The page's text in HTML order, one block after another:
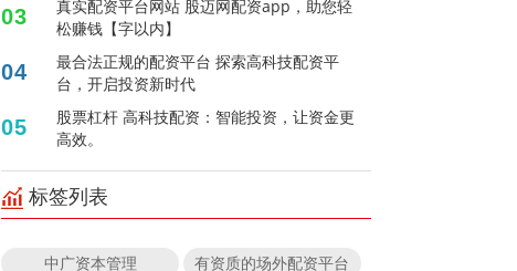
03
真实配资平台网站 股迈网配资app，助您轻
松赚钱【字以内】
04
最合法正规的配资平台 探索高科技配资平
台，开启投资新时代
05
股票杠杆 高科技配资：智能投资，让资金更
高效。
标签列表
中广资本管理 有资质的场外配资平台